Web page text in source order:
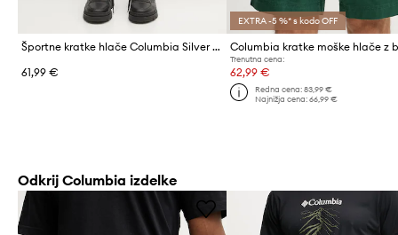
Športne kratke hlače Columbia Silver Ridge Utility
61,99 €
EXTRA -5 %* s kodo OFF
Trenutna cena:
62,99 €
Redna cena: 83,99 €
Najnižja cena: 66,99 €
Odkrij Columbia izdelke